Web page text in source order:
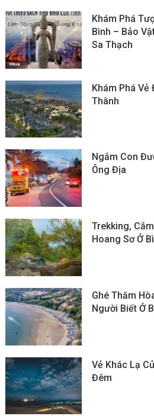
Khám Phá
Bình – Bảo
Sa Thạch
Khám Phá Vẻ
Thành
Ngắm Con
Ông Địa
Trekking,
Hoang Sơ Ở
Ghé Thăm
Người Biết Ở
Vẻ Khác Lạ
Đêm